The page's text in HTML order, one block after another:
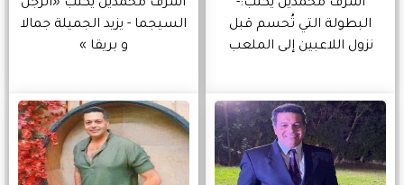
اشرف محمدين يكتب:-
البطولة التي تُحسم قبل
نزول اللاعبين إلى الملعب
اشرف محمدين يكتب «الرجل
السيجما - يزيد الجميلة جمالا
و بريقا »